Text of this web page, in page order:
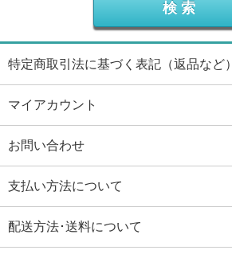
特定商取引法に基づく表記（返品など）
マイアカウント
お問い合わせ
支払い方法について
配送方法･送料について